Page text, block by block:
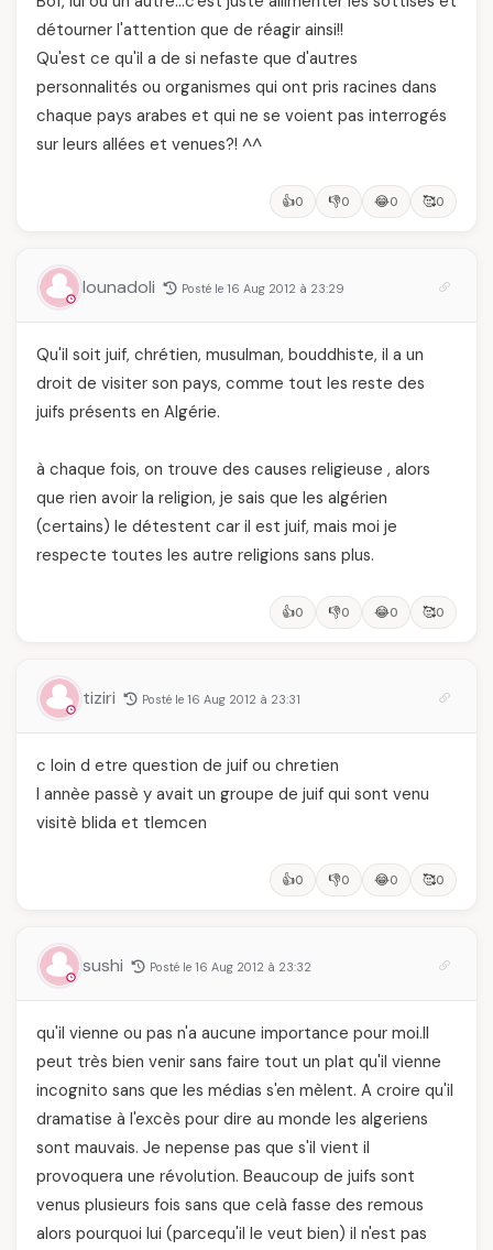
détourner l'attention que de réagir ainsi!!
Qu'est ce qu'il a de si nefaste que d'autres
personnalités ou organismes qui ont pris racines dans
chaque pays arabes et qui ne se voient pas interrogés
sur leurs allées et venues?! ^^
👍0 👎0 😂0 🥰0
lounadoli Posté le 16 Aug 2012 à 23:29
Qu'il soit juif, chrétien, musulman, bouddhiste, il a un
droit de visiter son pays, comme tout les reste des
juifs présents en Algérie.
à chaque fois, on trouve des causes religieuse , alors
que rien avoir la religion, je sais que les algérien
(certains) le détestent car il est juif, mais moi je
respecte toutes les autre religions sans plus.
👍0 👎0 😂0 🥰0
tiziri Posté le 16 Aug 2012 à 23:31
c loin d etre question de juif ou chretien
l annèe passè y avait un groupe de juif qui sont venu
visitè blida et tlemcen
👍0 👎0 😂0 🥰0
sushi Posté le 16 Aug 2012 à 23:32
qu'il vienne ou pas n'a aucune importance pour moi.Il
peut très bien venir sans faire tout un plat qu'il vienne
incognito sans que les médias s'en mèlent. A croire qu'il
dramatise à l'excès pour dire au monde les algeriens
sont mauvais. Je nepense pas que s'il vient il
provoquera une révolution. Beaucoup de juifs sont
venus plusieurs fois sans que celà fasse des remous
alors pourquoi lui (parcequ'il le veut bien) il n'est pas